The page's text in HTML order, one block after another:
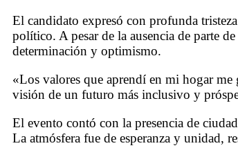
El candidato expresó con profunda
político. A pesar de la ausencia de parte
determinación y optimismo.
«Los valores que aprendí en mi hogar
visión de un futuro más inclusivo y
El evento contó con la presencia de
La atmósfera fue de esperanza y unidad,